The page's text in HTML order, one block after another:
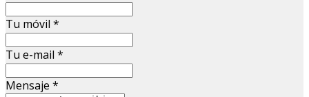
Tu móvil *
Tu e-mail *
Mensaje *